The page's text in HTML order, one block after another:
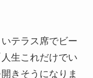
テラス席でビー
生これだけでい
きそうになりま